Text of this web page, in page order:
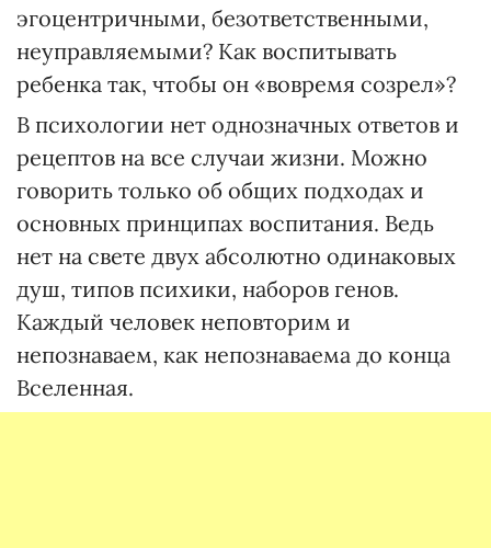
эгоцентричными, безответственными,
неуправляемыми? Как воспитывать
ребенка так, чтобы он «вовремя созрел»?
В психологии нет однозначных ответов и
рецептов на все случаи жизни. Можно
говорить только об общих подходах и
основных принципах воспитания. Ведь
нет на свете двух абсолютно одинаковых
душ, типов психики, наборов генов.
Каждый человек неповторим и
непознаваем, как непознаваема до конца
Вселенная.